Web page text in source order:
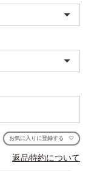
お気に入りに登録する
返品特約について